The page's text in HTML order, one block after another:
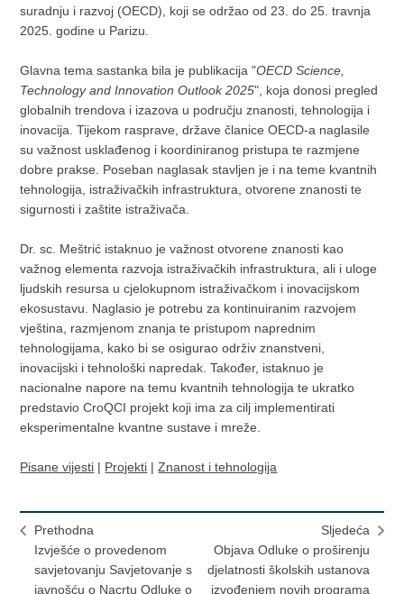
suradnju i razvoj (OECD), koji se održao od 23. do 25. travnja
2025. godine u Parizu.
Glavna tema sastanka bila je publikacija "OECD Science,
Technology and Innovation Outlook 2025", koja donosi pregled
globalnih trendova i izazova u području znanosti, tehnologija i
inovacija. Tijekom rasprave, države članice OECD-a naglasile
su važnost usklađenog i koordiniranog pristupa te razmjene
dobre prakse. Poseban naglasak stavljen je i na teme kvantnih
tehnologija, istraživačkih infrastruktura, otvorene znanosti te
sigurnosti i zaštite istraživača.
Dr. sc. Meštrić istaknuo je važnost otvorene znanosti kao
važnog elementa razvoja istraživačkih infrastruktura, ali i uloge
ljudskih resursa u cjelokupnom istraživačkom i inovacijskom
ekosustavu. Naglasio je potrebu za kontinuiranim razvojem
vještina, razmjenom znanja te pristupom naprednim
tehnologijama, kako bi se osigurao održiv znanstveni,
inovacijski i tehnološki napredak. Također, istaknuo je
nacionalne napore na temu kvantnih tehnologija te ukratko
predstavio CroQCI projekt koji ima za cilj implementirati
eksperimentalne kvantne sustave i mreže.
Pisane vijesti | Projekti |Znanost i tehnologija
Prethodna
Izvješće o provedenom
savjetovanju Savjetovanje s
javnošću o Nacrtu Odluke o
Sljedeća
Objava Odluke o proširenju
djelatnosti školskih ustanova
izvođenjem novih programa